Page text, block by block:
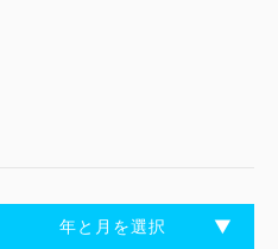
年と月を選択